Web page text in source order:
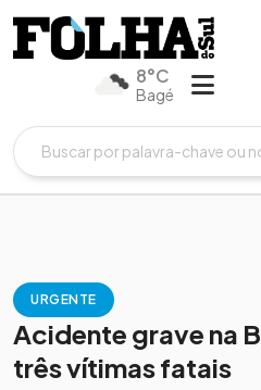
8°C
Bagé
URGENTE
Acidente grave na
três vítimas fatais